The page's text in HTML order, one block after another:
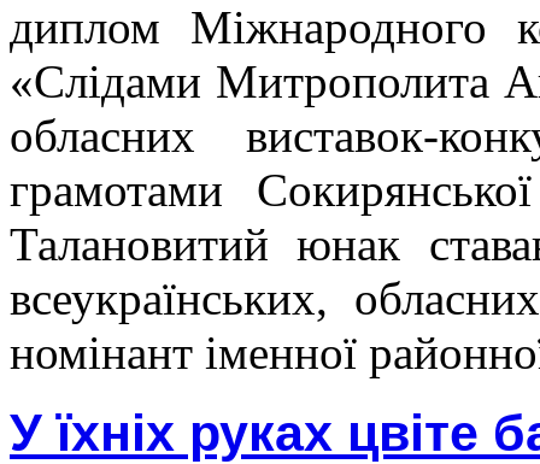
диплом Міжнародного
«Слідами Митрополита
обласних виставок-
грамотами
Талановитий юнак
всеукраїнських,
номінант іменної
У їхніх руках цвіте